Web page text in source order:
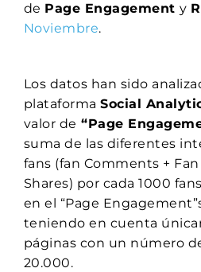
de Page Engagementy
Noviembre.
Los datos han sido
plataformaSocial
valor de “Page
suma de las diferentes
fans (fan Comments + Fan
Shares) por cada 1000
en el “Page
teniendo en cuenta
páginas con un número
20.000.